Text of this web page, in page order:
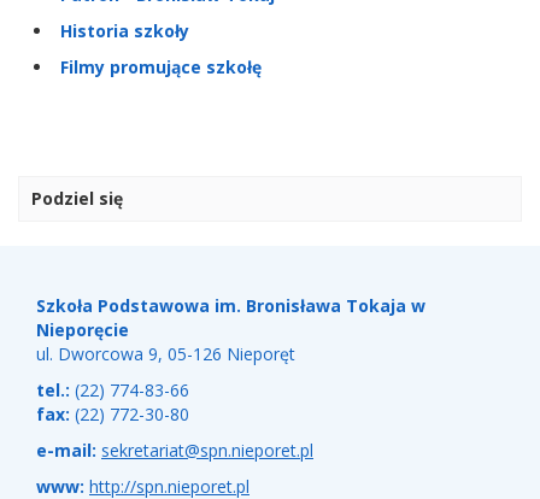
Historia szkoły
Filmy promujące szkołę
Podziel się
Szkoła Podstawowa im. Bronisława Tokaja w
Nieporęcie
ul. Dworcowa 9, 05-126 Nieporęt
tel.: (22) 774-83-66
fax: (22) 772-30-80
e-mail: sekretariat@spn.nieporet.pl
www: http://spn.nieporet.pl